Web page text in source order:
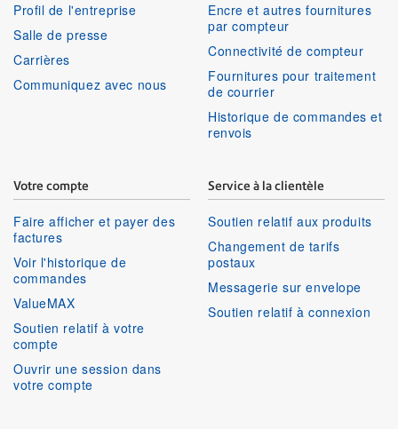
Profil de l'entreprise
Salle de presse
Carrières
Communiquez avec nous
Encre et autres fournitures
par compteur
Connectivité de compteur
Fournitures pour traitement
de courrier
Historique de commandes et
renvois
Votre compte
Faire afficher et payer des
factures
Voir l'historique de
commandes
ValueMAX
Soutien relatif à votre
compte
Ouvrir une session dans
votre compte
Service à la clientèle
Soutien relatif aux produits
Changement de tarifs
postaux
Messagerie sur envelope
Soutien relatif à connexion